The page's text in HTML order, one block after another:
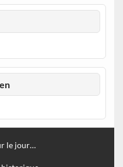
le jour…